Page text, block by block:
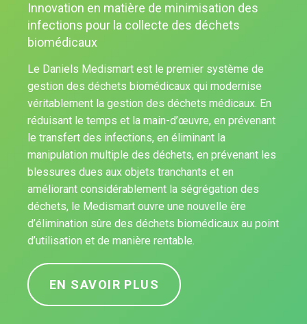
Innovation en matière de minimisation des
infections pour la collecte des déchets
biomédicaux
Le Daniels Medismart est le premier système de
gestion des déchets biomédicaux qui modernise
véritablement la gestion des déchets médicaux. En
réduisant le temps et la main-d’œuvre, en prévenant
le transfert des infections, en éliminant la
manipulation multiple des déchets, en prévenant les
blessures dues aux objets tranchants et en
améliorant considérablement la ségrégation des
déchets, le Medismart ouvre une nouvelle ère
d’élimination sûre des déchets biomédicaux au point
d’utilisation et de manière rentable.
EN SAVOIR PLUS